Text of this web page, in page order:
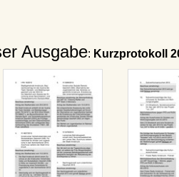
Ausgabe: Kurzprotokoll